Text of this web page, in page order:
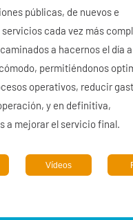
públicas, de nuevos e
cada vez más
a hacernos el día
permitiéndonos
operativos, reducir
y en definitiva,
a mejorar el servicio final.
Vídeos